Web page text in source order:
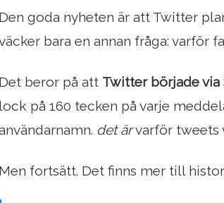
Den goda nyheten är att Twitter
bara en annan fråga: varför
Det beror på att Twitter började via
lock på 160 tecken på varje
det ärvarför tweets
Men fortsätt. Det finns mer till